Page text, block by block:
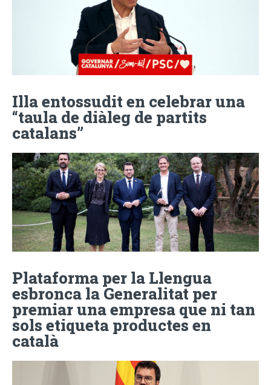
Illa entossudit en celebrar una
“taula de diàleg de partits
catalans”
Plataforma per la Llengua
esbronca la Generalitat per
premiar una empresa que ni tan
sols etiqueta productes en
català